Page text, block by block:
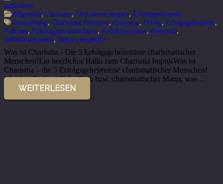
antjethiers
Allgemein, Charisma, Charismastrategien, Erfolgsgeheimnis
Ausstrahlung, Charisama Potenzial, Charisma, Erfolg, Erfolgsgeheimnis,
Führung, Führungspersönlichkeit, Perfektionismus, Potenzial,
Selbstbewusstsein, Selbstwertgefühl
Was ist Charisma - Die 5 Erfolgsgeheimnisse charismatischer
Menschen!Ein herzliches Hallo zum Charisma ImpulsWas ist
Charisma – die 5 Erfolgsgeheimnisse charismatischer Menschen!
Was hat charismatische Frau bzw. charismatischer Mann, was…
WEITERLESEN